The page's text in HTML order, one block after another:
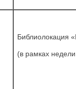
Библиолокация
(в рамках